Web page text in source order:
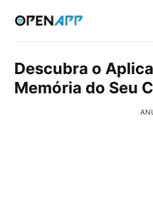
Descubra o
Memória do Seu